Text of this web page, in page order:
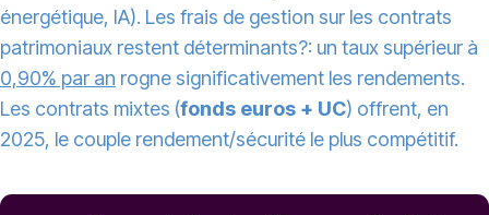
énergétique, IA). Les frais de gestion sur les contrats
patrimoniaux restent déterminants?: un taux supérieur à
0,90% par an rogne significativement les rendements.
Les contrats mixtes (fonds euros + UC) offrent, en
2025, le couple rendement/sécurité le plus compétitif.